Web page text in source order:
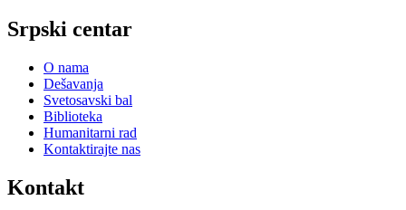
Srpski centar
O nama
Dešavanja
Svetosavski bal
Biblioteka
Humanitarni rad
Kontaktirajte nas
Kontakt